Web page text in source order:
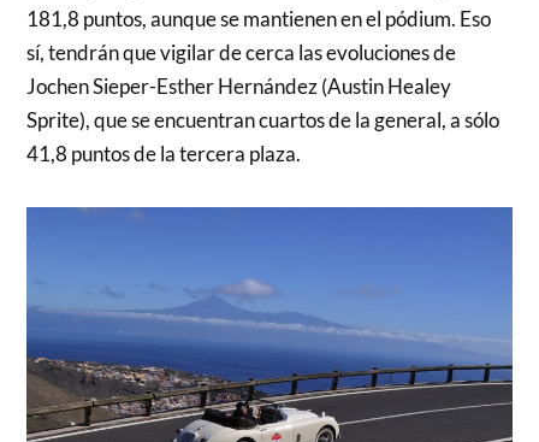
181,8 puntos, aunque se mantienen en el pódium. Eso
sí, tendrán que vigilar de cerca las evoluciones de
Jochen Sieper-Esther Hernández (Austin Healey
Sprite), que se encuentran cuartos de la general, a sólo
41,8 puntos de la tercera plaza.